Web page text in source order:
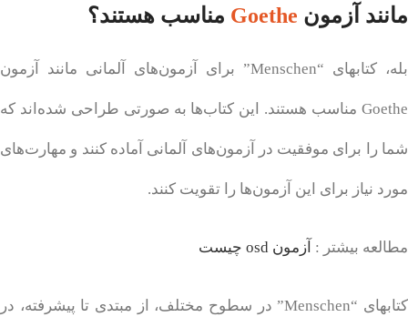
مانند آزمون Goethe مناسب هستند؟
بله، کتابهای “Menschen” برای آزمون‌های آلمانی مانند آزمون
Goethe مناسب هستند. این کتاب‌ها به صورتی طراحی شده‌اند که
شما را برای موفقیت در آزمون‌های آلمانی آماده کنند و مهارت‌های
مورد نیاز برای این آزمون‌ها را تقویت کنند.
مطالعه بیشتر : آزمون osd چیست
کتابهای “Menschen” در سطوح مختلف، از مبتدی تا پیشرفته، در